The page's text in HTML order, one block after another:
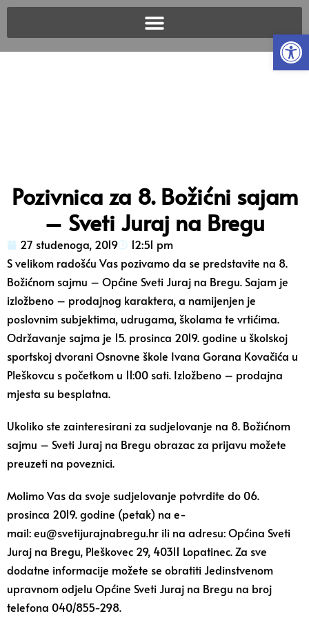
Pozivnica za 8. Božićni sajam
– Sveti Juraj na Bregu
27 studenoga, 2019
12:51 pm
S velikom radošću Vas pozivamo da se predstavite na 8.
Božićnom sajmu – Općine Sveti Juraj na Bregu. Sajam je
izložbeno – prodajnog karaktera, a namijenjen je
poslovnim subjektima, udrugama, školama te vrtićima.
Održavanje sajma je 15. prosinca 2019. godine u školskoj
sportskoj dvorani Osnovne škole Ivana Gorana Kovačića u
Pleškovcu s početkom u 11:00 sati. Izložbeno – prodajna
mjesta su besplatna.
Ukoliko ste zainteresirani za sudjelovanje na 8. Božićnom
sajmu – Sveti Juraj na Bregu obrazac za prijavu možete
preuzeti na poveznici.
Molimo Vas da svoje sudjelovanje potvrdite do 06.
prosinca 2019. godine (petak) na e-
mail:eu@svetijurajnabregu.hr ili na adresu: Općina Sveti
Juraj na Bregu, Pleškovec 29, 40311 Lopatinec. Za sve
dodatne informacije možete se obratiti Jedinstvenom
upravnom odjelu Općine Sveti Juraj na Bregu na broj
telefona 040/855-298.